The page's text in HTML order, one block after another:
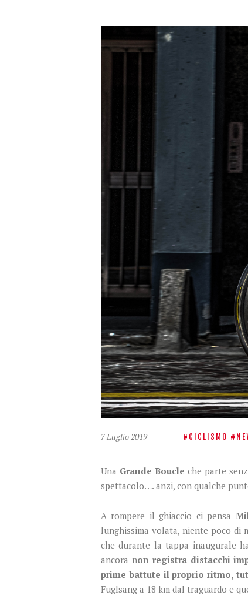
7 Luglio 2019 CICLISMO
Una Grande Boucle che parte
spettacolo…. anzi, con qualche
A rompere il ghiaccio ci pensa
lunghissima volata, niente poco di
che durante la tappa inaugurale
ancora non registra distacchi
prime battute il proprio ritmo,
Fuglsang a 18 km dal traguardo e